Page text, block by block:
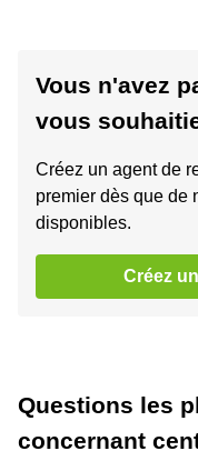
Vous n'avez
vous
Créez un agent de
premier dès que de
disponibles.
Créez
Questions les
concernant